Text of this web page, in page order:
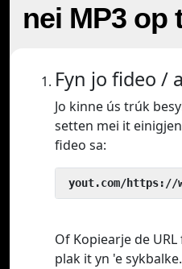
nei MP3 op
Fyn jo fideo /
Jo kinne ús trúk
setten mei it einigjen
fideo sa:
yout.com/https://
Of Kopiearje de
plak it yn 'e sykbalke.